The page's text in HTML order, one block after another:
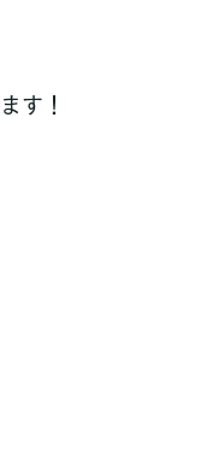
す！